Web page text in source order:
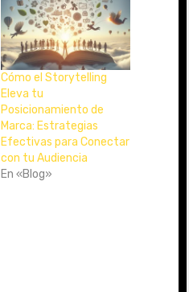
Cómo el Storytelling
Eleva tu
Posicionamiento de
Marca: Estrategias
Efectivas para Conectar
con tu Audiencia
En «Blog»